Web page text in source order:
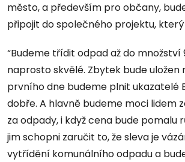
město, a především pro občany,
připojit do společného projektu,
“Budeme třídit odpad až do množství
naprosto skvělé. Zbytek bude uložen
prvního dne budeme plnit ukazatelé
dobře. A hlavně budeme moci lidem
za odpady, i když cena bude pomalu
jim schopni zaručit to, že sleva je
vytřídění komunálního odpadu a